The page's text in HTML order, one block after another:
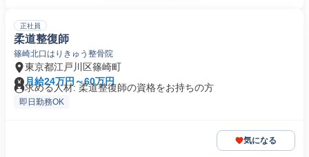
正社員
柔道整復師
篠崎北口はりきゅう整骨院
東京都江戸川区篠崎町
月給24万円～60万円
求める人材: 柔道整復師の資格をお持ちの方
即日勤務OK
気になる